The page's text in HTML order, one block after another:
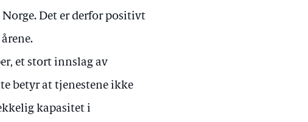
Det er derfor positivt
et stort innslag av
betyr at tjenestene ikke
kapasitet i